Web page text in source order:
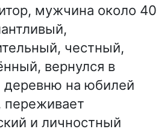
мужчина около 40
честный,
вернулся в
деревню на юбилей
переживает
и личностный